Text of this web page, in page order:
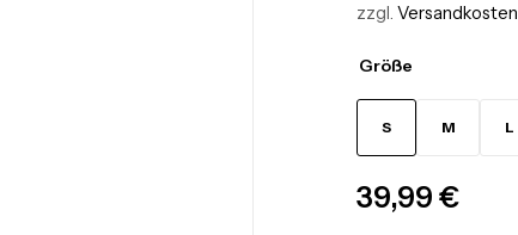
zzgl. Versandkosten
Größe
S M L
39,99 €